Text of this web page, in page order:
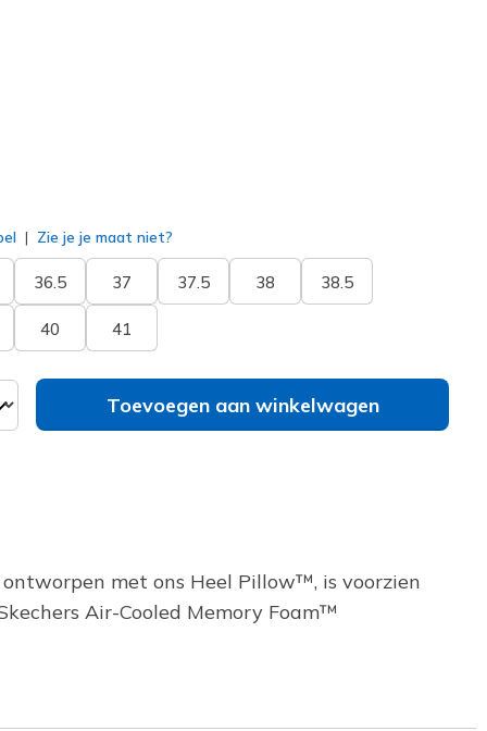
Zie je je maat niet?
36.5 37 37.5 38 38.5
40 41
Toevoegen aan winkelwagen
met ons Heel Pillow™, is voorzien
Air-Cooled Memory Foam™